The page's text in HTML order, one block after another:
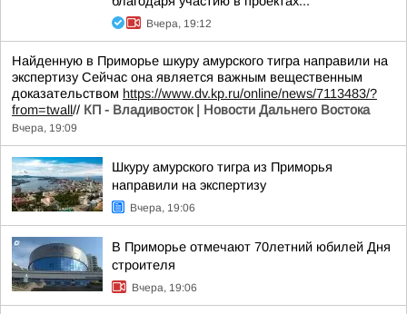
Вчера, 19:12
Найденную в Приморье шкуру амурского тигра направили на
экспертизу Сейчас она является важным вещественным
доказательством https://www.dv.kp.ru/online/news/7113483/?
from=twall// КП - Владивосток | Новости Дальнего Востока
Вчера, 19:09
Шкуру амурского тигра из Приморья
направили на экспертизу
Вчера, 19:06
В Приморье отмечают 70летний юбилей Дня
строителя
Вчера, 19:06